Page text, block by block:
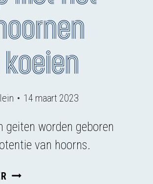
14 maart 2023
geiten worden geboren
van hoorns.
STOP